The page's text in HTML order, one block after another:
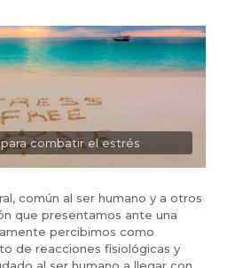
combatir el estrés
común al ser humano y a otros
que presentamos ante una
percibimos como
de reacciones fisiológicas y